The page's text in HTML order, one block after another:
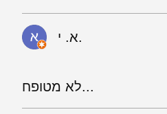
א. י.
לא מטופח...